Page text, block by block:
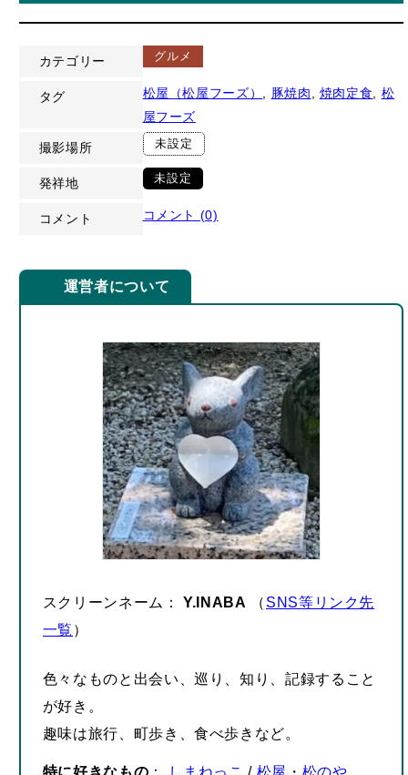
カテゴリー グルメ
タグ 松屋（松屋フーズ） 豚焼肉 焼肉定食
松
屋フーズ
撮影場所 未設定
発祥地 未設定
コメント コメント (0)
運営者について
スクリーンネーム：Y.INABA （ SNS等リンク先
一覧 ）
色々なものと出会い、巡り、知り、記録すること
が好き。
趣味は旅行、町歩き、食べ歩きなど。
特に好きなもの ： しまねっこ / 松屋 ・ 松のや